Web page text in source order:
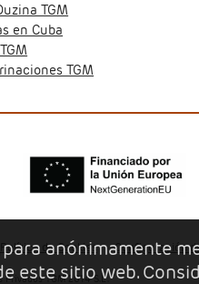
TGM
en Cuba
TGM
Política de Cookies Configuración
TGM 2014 S.L.
anónimamente
este sitio web.